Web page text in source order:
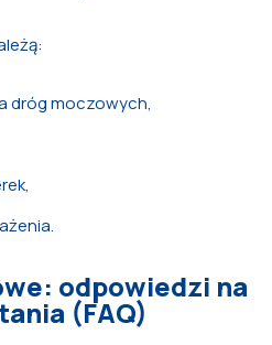
dróg moczowych,
odpowiedzi na
(FAQ)